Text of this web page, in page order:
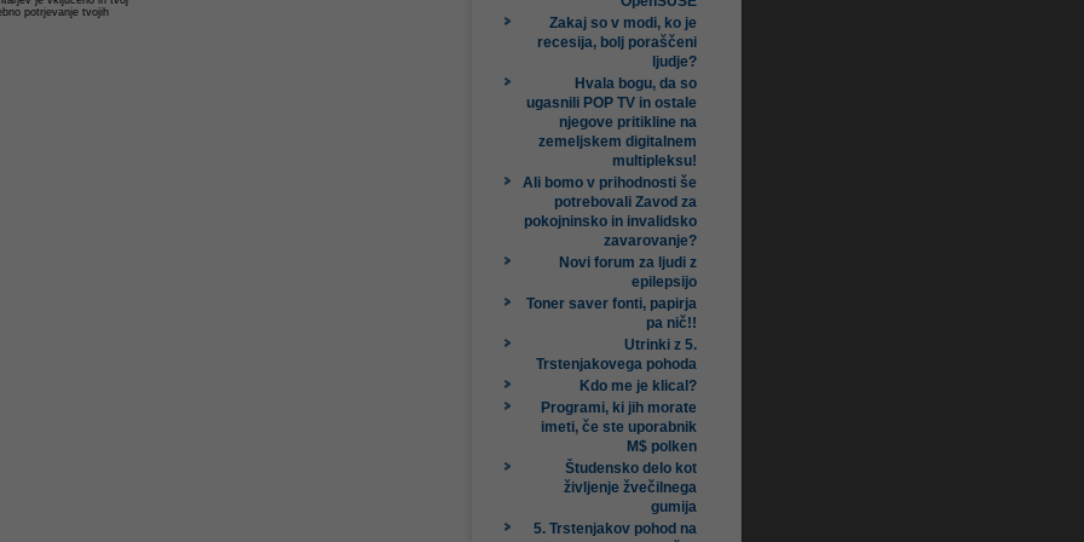
potrjevanje tvojih
Zakaj so v modi, ko je
recesija, bolj poraščeni
ljudje?
Hvala bogu, da so
ugasnili POP TV in ostale
njegove pritikline na
zemeljskem digitalnem
multipleksu!
Ali bomo v prihodnosti še
potrebovali Zavod za
pokojninsko in invalidsko
zavarovanje?
Novi forum za ljudi z
epilepsijo
Toner saver fonti, papirja
pa nič!!
Utrinki z 5.
Trstenjakovega pohoda
Kdo me je klical?
Programi, ki jih morate
imeti, če ste uporabnik
M$ polken
Študensko delo kot
življenje žvečilnega
gumija
5. Trstenjakov pohod na